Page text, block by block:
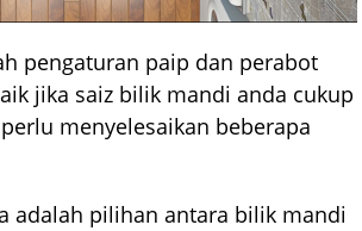
pengaturan paip dan perabot
jika saiz bilik mandi anda cukup
menyelesaikan beberapa
adalah pilihan antara bilik mandi